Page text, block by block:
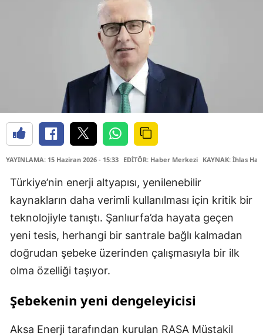
YAYINLAMA: 15 Haziran 2026 - 15:33 EDİTÖR: Haber Merkezi KAYNAK: İhlas
Türkiye’nin enerji altyapısı, yenilenebilir
kaynakların daha verimli kullanılması için kritik bir
teknolojiyle tanıştı. Şanlıurfa’da hayata geçen
yeni tesis, herhangi bir santrale bağlı kalmadan
doğrudan şebeke üzerinden çalışmasıyla bir ilk
olma özelliği taşıyor.
Şebekenin yeni dengeleyicisi
Aksa Enerji tarafından kurulan RASA Müstakil